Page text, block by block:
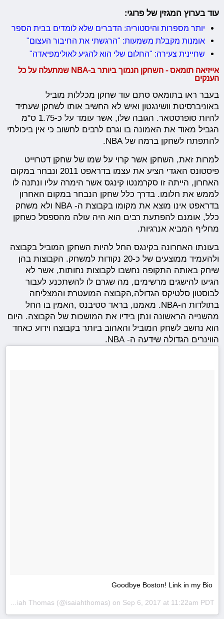
עוד בערוץ המגזין של פרוגי:
יותר מספרות והיסטוריה: הדברים שלא לומדים בבית הספר
אומנות מקבלת משמעות: "הרגשתי את החיבור העצום"
שחיינית צעירה: "החלום שלי הוא להגיע לאולימפיאדה"
אייזיאה תומאס - השחקן הנמוך ביותר ב-NBA שמתעלה על כל
הענקים
בעבר ראו בתומאס סתם עוד שחקן מכללות מוביל
באוניברסיטת וושינגטון ואיש לא החשיב אותו לשחקן שעתיד
להיות סופרסטאר. הגובה שלו, אשר עומד על כ-1.75 ס"מ
הגביל מאוד את האמונה בו וגרם לרבים לחשוב כי אין ביכולתי
להתפתח לשחקן ברמה של NBA.
למרות זאת, השחקן אשר קרוי על שמו של שחקן דטרוייט
פיסטונס האגדי הציע את עצמו בדראפט 2011 ונבחר במקום
האחרון, הייתה זו סקרמנטו קינגס אשר הימרה עליו ונתנה לו
לממש את חלומו. בדרך כלל שחקן הנבחר במקום האחרון
בדראפט אינו מוצא את מקומו בקבוצת ה- NBA ולא משחק
כלל, אומנם להפתעת רבים הוא היה עולה מהספסל כשחקן
מחליף המביא אנרגיות.
בעונתו האחרונה בקינגס החל להיות השחקן המוביל בקבוצה
ולהעמיד ממוצעים של כ-20 נקודות למשחק. הקבוצות בהן
שיחק באותה התקופה נחשבו לקבוצות נחותות, אשר לא
הגיעו להישגים מרשימים, מה שגרם לו להשתכנע לעבור
לבוסטון סלטיקס הגדולה,הקבוצה המועטרת והמצליחה
בתולדות ה-NBA. מאמנו, בראד סטיבנס ,האמין בו החל
מהשנייה הראשונה ונתן בידיו את המושכות של הקבוצה. היום
הוא נחשב לשחק המוביל והאהוב ביותר בקבוצה וידוע כאחד
הווינרים הגדולה שידעה ה- NBA.
Goodbye Boston! Link in my Bio
Sep 6, 2017 at 11:22am PDT